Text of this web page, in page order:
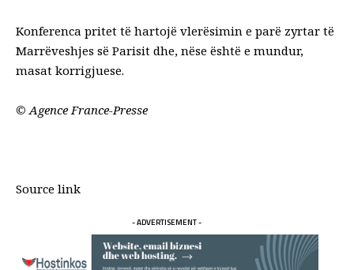
Konferenca pritet të hartojë vlerësimin e parë zyrtar të
Marrëveshjes së Parisit dhe, nëse është e mundur,
masat korrigjuese.
© Agence France-Presse
Source link
- ADVERTISEMENT -